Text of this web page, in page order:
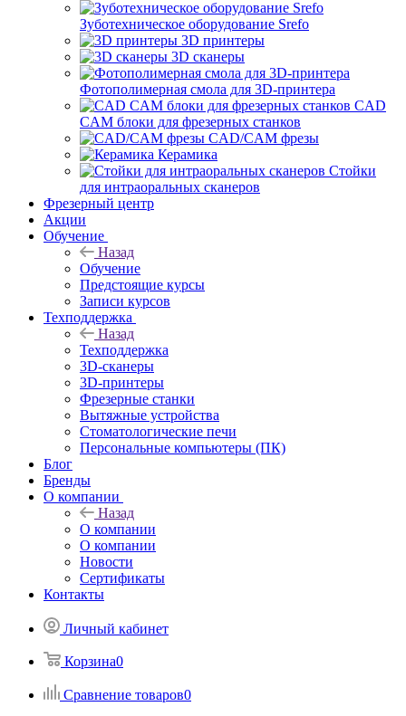
Зуботехническое оборудование Srefo
3D принтеры
3D сканеры
Фотополимерная смола для 3D-принтера
CAD
CAM блоки для фрезерных станков
CAD/CAM фрезы
Керамика
Стойки
для интраоральных сканеров
Фрезерный центр
Акции
Обучение
Назад
Обучение
Предстоящие курсы
Записи курсов
Техподдержка
Назад
Техподдержка
3D-сканеры
3D-принтеры
Фрезерные станки
Вытяжные устройства
Стоматологические печи
Персональные компьютеры (ПК)
Блог
Бренды
О компании
Назад
О компании
О компании
Новости
Сертификаты
Контакты
Личный кабинет
Корзина0
Сравнение товаров0